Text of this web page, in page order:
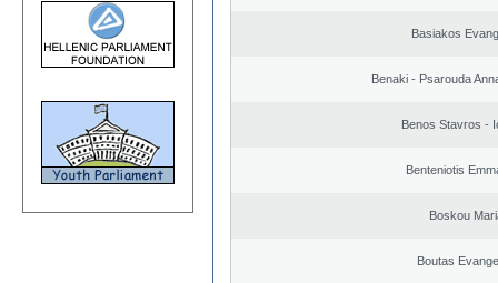
Basiakos
Benaki - Psarouda
Benos Stavros -
Benteniotis
Boskou
Boutas